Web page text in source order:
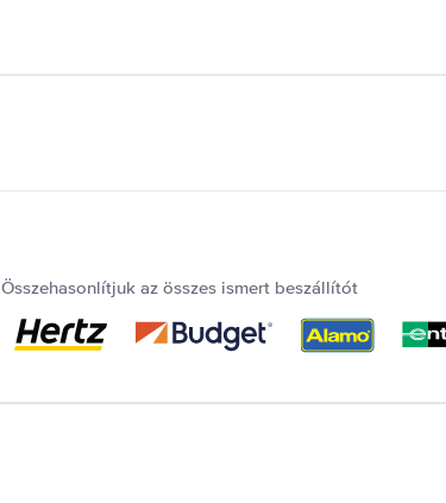
Összehasonlítjuk az összes ismert beszállítót